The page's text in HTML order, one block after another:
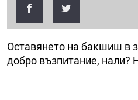
Оставянето на бакшиш в
добро възпитание, нали?